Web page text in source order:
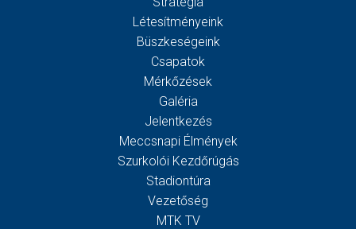
Létesítményeink
Büszkeségeink
Csapatok
Mérkőzések
Galéria
Jelentkezés
Meccsnapi Élmények
Szurkolói Kezdőrúgás
Stadiontúra
Vezetőség
MTK TV